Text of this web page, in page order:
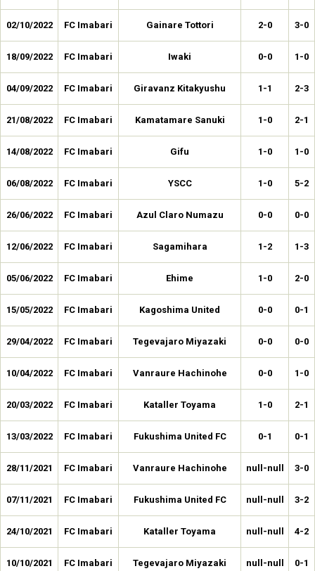
02/10/2022 FC Imabari Gainare Tottori 2-0 3-0
18/09/2022 FC Imabari Iwaki 0-0 1-0
04/09/2022 FC Imabari Giravanz Kitakyushu 1-1 2-3
21/08/2022 FC Imabari Kamatamare Sanuki 1-0 2-1
14/08/2022 FC Imabari Gifu 1-0 1-0
06/08/2022 FC Imabari YSCC 1-0 5-2
26/06/2022 FC Imabari Azul Claro Numazu 0-0 0-0
12/06/2022 FC Imabari Sagamihara 1-2 1-3
05/06/2022 FC Imabari Ehime 1-0 2-0
15/05/2022 FC Imabari Kagoshima United 0-0 0-1
29/04/2022 FC Imabari Tegevajaro Miyazaki 0-0 0-0
10/04/2022 FC Imabari Vanraure Hachinohe 0-0 1-0
20/03/2022 FC Imabari Kataller Toyama 1-0 2-1
13/03/2022 FC Imabari Fukushima United FC 0-1 0-1
28/11/2021 FC Imabari Vanraure Hachinohe null-null 3-0
07/11/2021 FC Imabari Fukushima United FC null-null 3-2
24/10/2021 FC Imabari Kataller Toyama null-null 4-2
10/10/2021 FC Imabari Tegevajaro Miyazaki null-null 0-1